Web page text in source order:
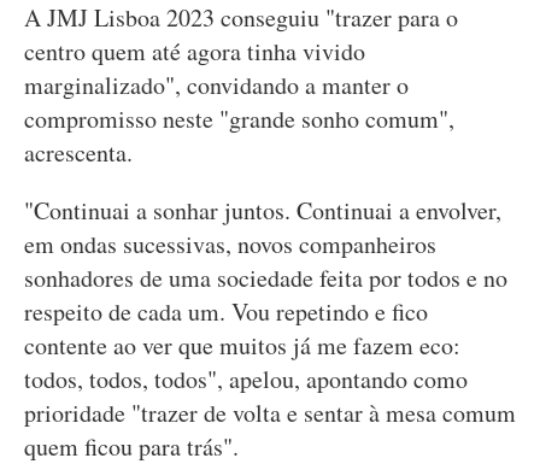
A JMJ Lisboa 2023 conseguiu "trazer para o
centro quem até agora tinha vivido
marginalizado", convidando a manter o
compromisso neste "grande sonho comum",
acrescenta.
"Continuai a sonhar juntos. Continuai a envolver,
em ondas sucessivas, novos companheiros
sonhadores de uma sociedade feita por todos e no
respeito de cada um. Vou repetindo e fico
contente ao ver que muitos já me fazem eco:
todos, todos, todos", apelou, apontando como
prioridade "trazer de volta e sentar à mesa comum
quem ficou para trás".